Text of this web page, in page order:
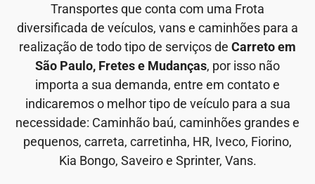
Transportes que conta com uma Frota
diversificada de veículos, vans e caminhões para a
realização de todo tipo de serviços de Carreto em
São Paulo, Fretes e Mudanças, por isso não
importa a sua demanda, entre em contato e
indicaremos o melhor tipo de veículo para a sua
necessidade: Caminhão baú, caminhões grandes e
pequenos, carreta, carretinha, HR, Iveco, Fiorino,
Kia Bongo, Saveiro e Sprinter, Vans.